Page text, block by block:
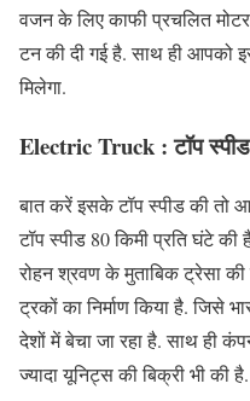
वजन के लिए काफी प्रचलित मोटर
टन की दी गई है. साथ ही आपको
मिलेगा.
Electric Truck : टॉप स्पीड
बात करें इसके टॉप स्पीड की तो
टॉप स्पीड 80 किमी प्रति घंटे
रोहन श्रवण के मुताबिक ट्रेसा
ट्रकों का निर्माण किया है. जिसे
देशों में बेचा जा रहा है. साथ ही
ज्‍यादा यूनिट्स की बिक्री भी की है.